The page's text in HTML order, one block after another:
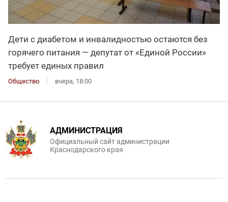
Дети с диабетом и инвалидностью остаются без
горячего питания — депутат от «Единой России»
требует единых правил
Общество вчера, 18:00
АДМИНИСТРАЦИЯ
Официальный сайт администрации
Краснодарского края